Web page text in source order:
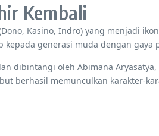
Kembali
Kasino, Indro) yang menjadi
generasi muda dengan gaya
dibintangi oleh Abimana
berhasil memunculkan karakter-